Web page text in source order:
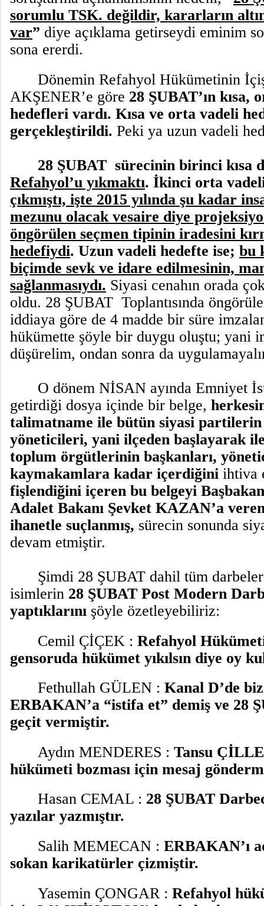
sorumlu TSK. değildir, kararların
var” diye açıklama getirseydi eminim
sona ererdi.
Dönemin Refahyol Hükümetinin
AKŞENER’e göre 28 ŞUBAT’ın kısa,
hedefleri vardı. Kısa ve orta vadeli
gerçekleştirildi. Peki ya uzun vadeli
28 ŞUBAT sürecinin birinci kısa
Refahyol’u yıkmaktı. İkinci orta
çıkmıştı, işte 2015 yılında şu kadar
mezunu olacak vesaire diye
öngörülen seçmen tipinin iradesini
hedefiydi. Uzun vadeli hedefte ise; bu
biçimde sevk ve idare edilmesinin,
sağlanmasıydı. Siyasi cenahın orada
oldu. 28 ŞUBAT Toplantısında
iddiaya göre de 4 madde bir süre
hükümette şöyle bir duygu oluştu; yani
düşürelim, ondan sonra da
O dönem NİSAN ayında Emniyet
getirdiği dosya içinde bir belge,
talimatname ile bütün siyasi partilerin
yöneticileri, yani ilçeden başlayarak
toplum örgütlerinin başkanları,
kaymakamlara kadar içerdiğini ihtiva
fişlendiğini içeren bu belgeyi
Adalet Bakanı Şevket KAZAN’a
ihanetle suçlanmış, sürecin sonunda
devam etmiştir.
Şimdi 28 ŞUBAT dahil tüm
isimlerin 28 ŞUBAT Post Modern
yaptıklarını şöyle özetleyebiliriz:
Cemil ÇİÇEK :Refahyol
gensoruda hükümet yıkılsın diye oy
Fethullah GÜLEN :Kanal D’de
ERBAKAN’a “istifa et” demiş ve 28
geçit vermiştir.
Aydın MENDERES : Tansu
hükümeti bozması için mesaj
Hasan CEMAL : 28 ŞUBAT
yazılar yazmıştır.
Salih MEMECAN :ERBAKAN’ı
sokan karikatürler çizmiştir.
Yasemin ÇONGAR :Refahyol